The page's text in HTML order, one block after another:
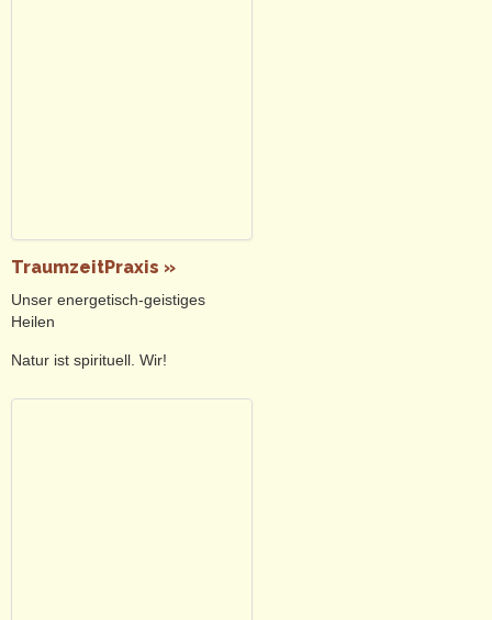
TraumzeitPraxis »
Unser energetisch-geistiges
Heilen
Natur ist spirituell. Wir!